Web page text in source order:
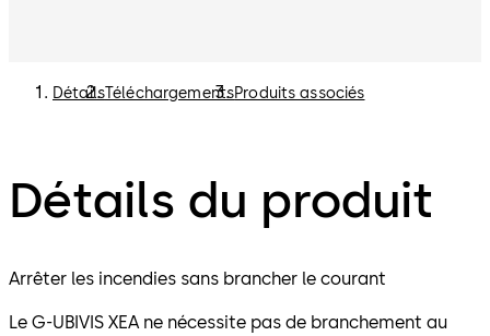
DétailsTéléchargementsProduits associés
Détails du produit
Arrêter les incendies sans brancher le courant
Le G-UBIVIS XEA ne nécessite pas de branchement au